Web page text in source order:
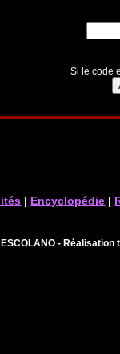
Si le code
| Encyclopédie |
-